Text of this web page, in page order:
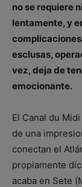
no se requiere
lentamente, y
esclusas,
vez, deja de
emocionante.
El Canal du
de una
conectan el
propiamente
acaba en Sete